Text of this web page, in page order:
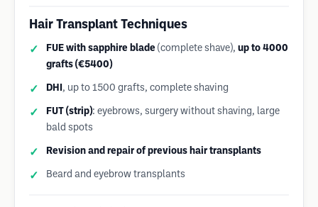
Hair Transplant Techniques
FUE with sapphire blade (complete shave), up to 4000
grafts (€5400)
DHI , up to 1500 grafts, complete shaving
FUT (strip): eyebrows, surgery without shaving, large
bald spots
Revision and repair of previous hair transplants
Beard and eyebrow transplants